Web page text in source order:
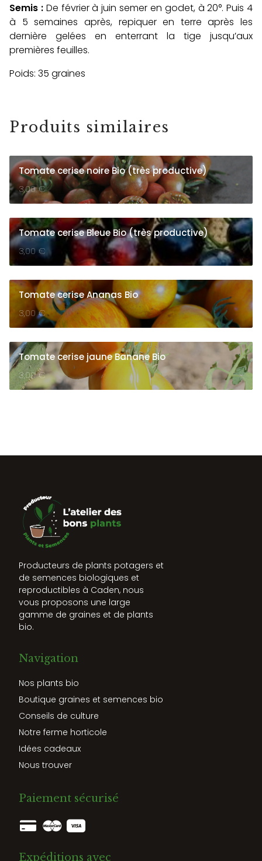
Semis : De février à juin semer en godet, à 20°. Puis 4
à 5 semaines après, repiquer en terre après les
dernière gelées en enterrant la tige jusqu’aux
premières feuilles.
Poids: 35 graines
Produits similaires
Tomate cerise noire Bio (très productive)
3,00€
Tomate cerise Bleue Bio (très productive)
3,00€
Tomate cerise Ananas Bio
3,00€
Tomate cerise jaune Banane Bio
3,00€
Producteurs de plants potagers et
de semences biologiques et
reproductibles à Caden, nous
vous proposons une large
gamme de graines et de plants
bio.
Navigation
Nos plants bio
Boutique graines et semences bio
Conseils de culture
Notre ferme horticole
Idées cadeaux
Nous trouver
Paiement sécurisé
Expéditions avec